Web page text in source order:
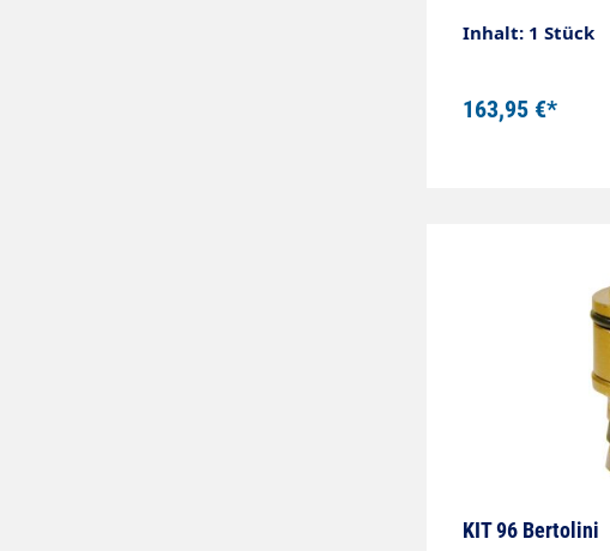
Inhalt: 1 Stück
163,95 €*
KIT 96 Bertolini